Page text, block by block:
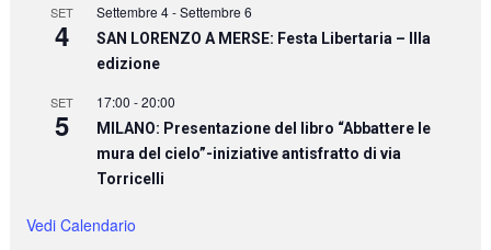
SET
4
Settembre 4-Settembre 6
SAN LORENZO A MERSE: Festa Libertaria – IIIa
edizione
SET
5
17:00 -20:00
MILANO: Presentazione del libro “Abbattere le
mura del cielo”-iniziative antisfratto di via
Torricelli
Vedi Calendario